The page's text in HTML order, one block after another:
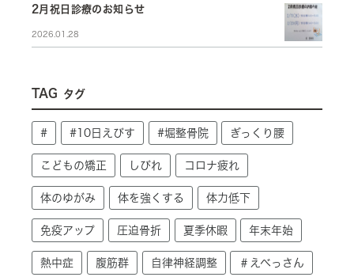
2月祝日診療のお知らせ
2026.01.28
TAG タグ
# #10日えびす #堀整骨院 ぎっくり腰
こどもの矯正 しびれ コロナ疲れ
体のゆがみ 体を強くする 体力低下
免疫アップ 圧迫骨折 夏季休暇 年末年始
熱中症 腹筋群 自律神経調整 ＃えべっさん